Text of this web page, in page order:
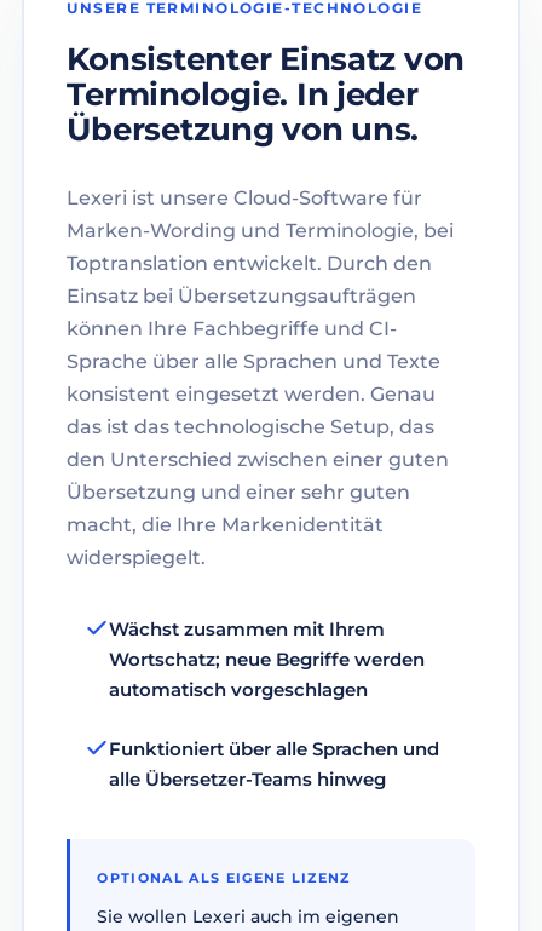
UNSERE TERMINOLOGIE-TECHNOLOGIE
Konsistenter Einsatz von
Terminologie. In jeder
Übersetzung von uns.
Lexeri ist unsere Cloud-Software für
Marken-Wording und Terminologie, bei
Toptranslation entwickelt. Durch den
Einsatz bei Übersetzungsaufträgen
können Ihre Fachbegriffe und CI-
Sprache über alle Sprachen und Texte
konsistent eingesetzt werden. Genau
das ist das technologische Setup, das
den Unterschied zwischen einer guten
Übersetzung und einer sehr guten
macht, die Ihre Markenidentität
widerspiegelt.
Wächst zusammen mit Ihrem
Wortschatz; neue Begriffe werden
automatisch vorgeschlagen
Funktioniert über alle Sprachen und
alle Übersetzer-Teams hinweg
OPTIONAL ALS EIGENE LIZENZ
Sie wollen Lexeri auch im eigenen